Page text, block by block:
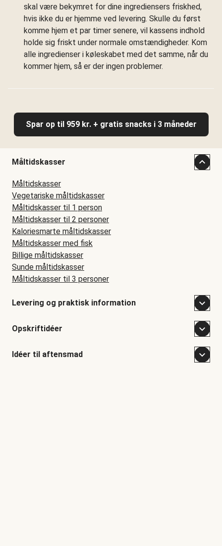
skal være bekymret for dine ingrediensers friskhed,
hvis ikke du er hjemme ved levering. Skulle du først
komme hjem et par timer senere, vil kassens indhold
holde sig friskt under normale omstændigheder. Kom
alle ingredienser i køleskabet med det samme, når du
kommer hjem, så er der ingen problemer.
Spar op til 959 kr. + gratis snacks i 3 måneder
Måltidskasser
Måltidskasser
Vegetariske måltidskasser
Måltidskasser til 1 person
Måltidskasser til 2 personer
Kaloriesmarte måltidskasser
Måltidskasser med fisk
Billige måltidskasser
Sunde måltidskasser
Måltidskasser til 3 personer
Levering og praktisk information
Opskriftidéer
Idéer til aftensmad